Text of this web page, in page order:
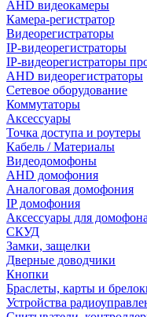
AHD видеокамеры
Камера-регистратор
Видеорегистраторы
IP-видеорегистраторы
IP-видеорегистраторы
AHD видеорегистраторы
Сетевое оборудование
Коммутаторы
Аксессуары
Точка доступа и роутеры
Кабель / Материалы
Видеодомофоны
AHD домофония
Аналоговая домофония
IP домофония
Аксессуары для домофона
СКУД
Замки, защелки
Дверные доводчики
Кнопки
Браслеты, карты и
Устройства